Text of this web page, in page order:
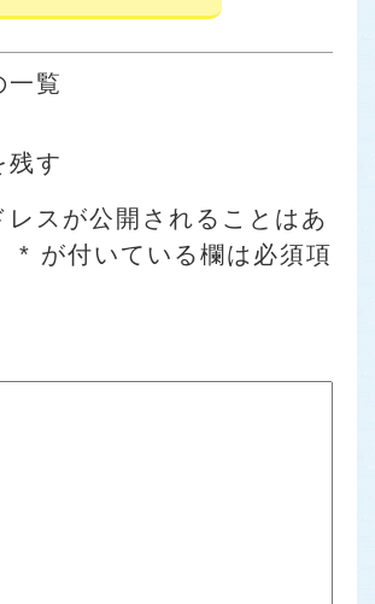
一覧
残す
レスが公開されることはあ
* が付いている欄は必須項